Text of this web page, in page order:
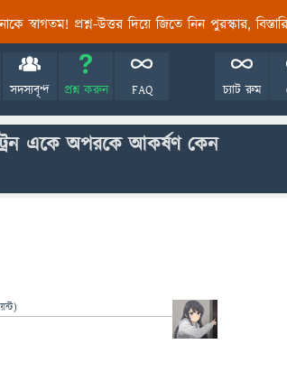
স্বাগতম! প্রশ্ন-উত্তর দিয়ে জিতে নিন পুরস্কার,
সদস্যবৃন্দ প্রশ্ন করুন FAQ চ্যাট রুম
একে অপরকে আকর্ষণ কেন